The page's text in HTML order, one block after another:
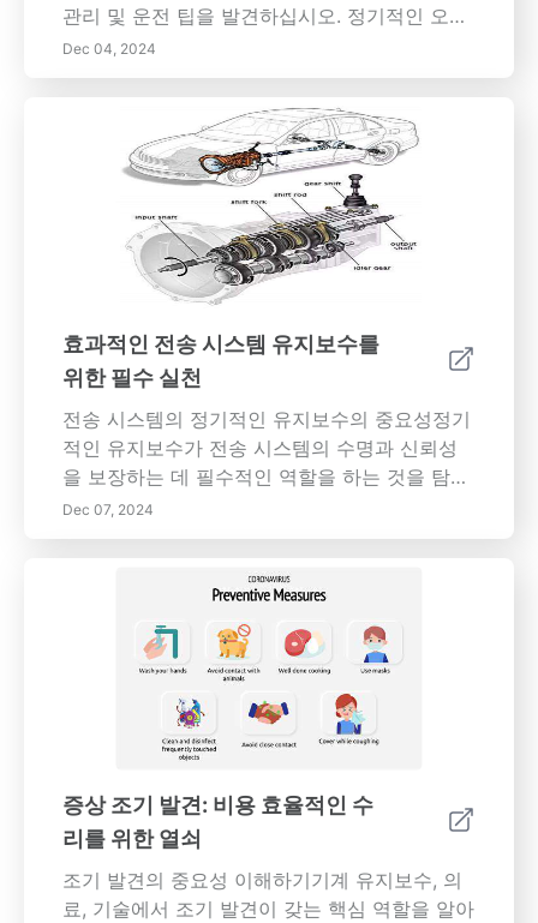
관리 및 운전 팁을 발견하십시오. 정기적인 오일
교환 및 타이어 압력 점검을 보장하는 것부터 친
환경 운전 습관을 채택하는 것까지, 우리의 가이
데 필요한 모든 정보를 제공합니다. 엔진 성능 모
니터링의 중요성과 차량 무게 및 공기 저항이 연
료 소비에 미치는 영향을 알아보십시오. 최적의
경로를 계획하고, 날씨 조건을 고려하고, 더 스마
트한 운전 경험을 위해 기술을 활용하세요. 대중
교통, 카풀, 자전거 등 대체 교통 수단을 탐색하
여 탄소 발자국을 추가로 줄이십시오. 우리의 통
찰력을 따르면 주유소에서 비용을 절감할 뿐만
아니라 보다 지속 가능한 환경에 기여할 수 있습
니다.
Dec 04, 2024
효과적인 전송 시스템 유지보수를
위한 필수 실천
전송 시스템의 정기적인 유지보수의 중요성정기
적인 유지보수가 전송 시스템의 수명과 신뢰성
을 보장하는 데 필수적인 역할을 하는 것을 탐구
합니다. 우리의 종합 가이드는 예방 유지보수 전
략, 혁신적인 모니터링 기술의 통합 및 직원 교육
화와 같은 장비 관리의 모범 사례를 발견하여 운
영 효율성과 안전성을 높일 수 있습니다. 예측 유
지보수 및 IoT와 같은 현대적 솔루션을 깊이 있
게 조사하며, 이러한 접근 방식이 자원 할당을 최
적화하고 비용을 절감하는 방법을 보여줍니다.
체계적인 유지보수 일정을 채택하고 피드백을
통해 지속적인 개선을 구축함으로써 조직은 예
기치 않은 고장으로부터 전송 시스템을 보호하
고 전체 성능을 향상시킬 수 있습니다. 업계 동향
및 규정 기준에 대한 정보를 유지하여 경쟁 우위
를 유지하세요.
Dec 07, 2024
증상 조기 발견: 비용 효율적인 수
리를 위한 열쇠
조기 발견의 중요성 이해하기기계 유지보수, 의
료, 기술에서 조기 발견이 갖는 핵심 역할을 알아